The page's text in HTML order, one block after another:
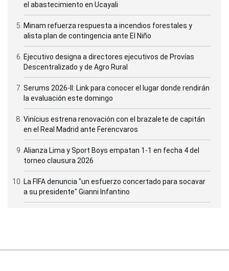
el abastecimiento en Ucayali
Minam refuerza respuesta a incendios forestales y
alista plan de contingencia ante El Niño
Ejecutivo designa a directores ejecutivos de Provías
Descentralizado y de Agro Rural
Serums 2026-II: Link para conocer el lugar donde rendirán
la evaluación este domingo
Vinícius estrena renovación con el brazalete de capitán
en el Real Madrid ante Ferencvaros
Alianza Lima y Sport Boys empatan 1-1 en fecha 4 del
torneo clausura 2026
La FIFA denuncia "un esfuerzo concertado para socavar
a su presidente" Gianni Infantino